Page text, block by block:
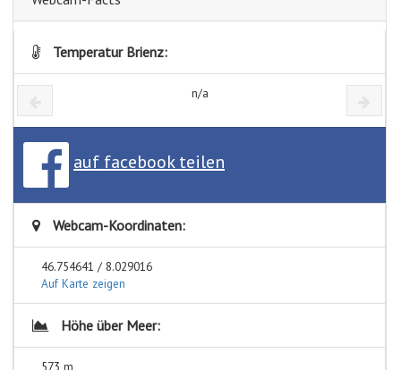
Temperatur Brienz:
n/a
auf facebook teilen
Webcam-Koordinaten:
46.754641 / 8.029016
Auf Karte zeigen
Höhe über Meer:
573 m